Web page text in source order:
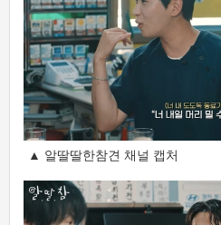
▲ 알딸딸한참견 채널 캡처